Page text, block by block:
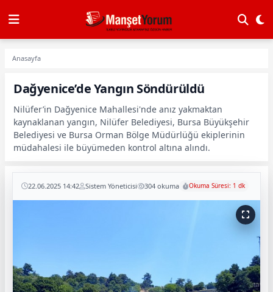
Anasayfa
Dağyenice’de Yangın Söndürüldü
Nilüfer’in Dağyenice Mahallesi'nde anız yakmaktan
kaynaklanan yangın, Nilüfer Belediyesi, Bursa Büyükşehir
Belediyesi ve Bursa Orman Bölge Müdürlüğü ekiplerinin
müdahalesi ile büyümeden kontrol altına alındı.
22.06.2025 14:42 Sistem Yöneticisi 304 okuma Okuma Süresi: 1 dk